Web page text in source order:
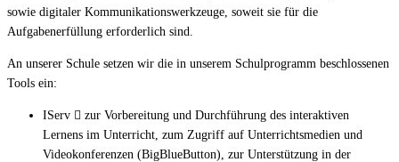
sowie digitaler Kommunikationswerkzeuge, soweit sie für die
Aufgabenerfüllung erforderlich sind.
An unserer Schule setzen wir die in unserem Schulprogramm beschlossenen
Tools ein:
IServ  zur Vorbereitung und Durchführung des interaktiven
Lernens im Unterricht, zum Zugriff auf Unterrichtsmedien und
Videokonferenzen (BigBlueButton), zur Unterstützung in der